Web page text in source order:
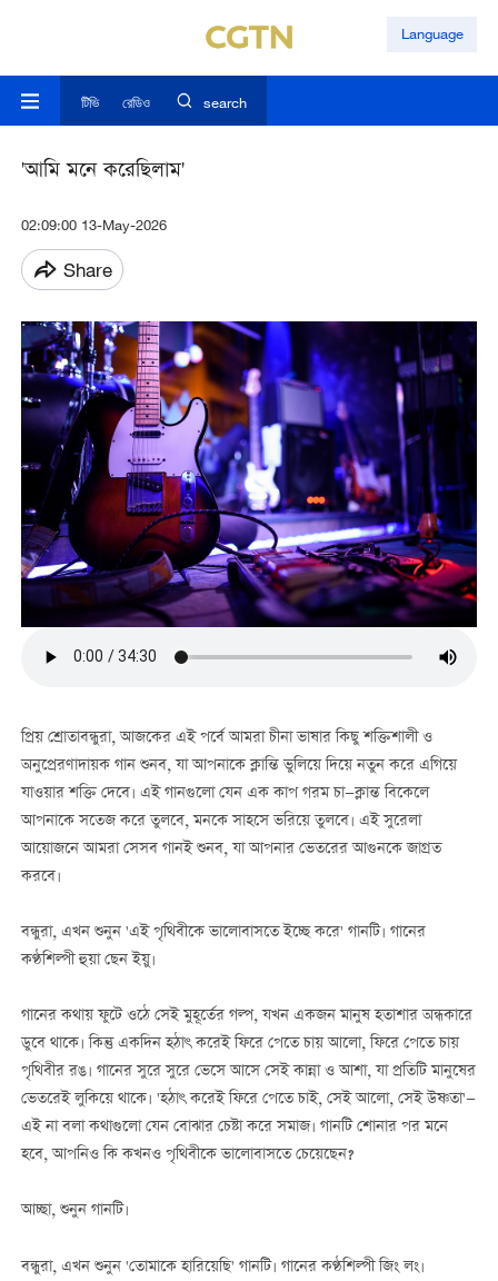
Language
টিভি রেডিও search
'আমি মনে করেছিলাম'
02:09:00 13-May-2026
Share
প্রিয় শ্রোতাবন্ধুরা, আজকের এই পর্বে আমরা চীনা ভাষার কিছু শক্তিশালী ও
অনুপ্রেরণাদায়ক গান শুনব, যা আপনাকে ক্লান্তি ভুলিয়ে দিয়ে নতুন করে এগিয়ে
যাওয়ার শক্তি দেবে। এই গানগুলো যেন এক কাপ গরম চা—ক্লান্ত বিকেলে
আপনাকে সতেজ করে তুলবে, মনকে সাহসে ভরিয়ে তুলবে। এই সুরেলা
আয়োজনে আমরা সেসব গানই শুনব, যা আপনার ভেতরের আগুনকে জাগ্রত
করবে।
বন্ধুরা, এখন শুনুন 'এই পৃথিবীকে ভালোবাসতে ইচ্ছে করে' গানটি। গানের
কণ্ঠশিল্পী হুয়া ছেন ইয়ু।
গানের কথায় ফুটে ওঠে সেই মুহূর্তের গল্প, যখন একজন মানুষ হতাশার অন্ধকারে
ডুবে থাকে। কিন্তু একদিন হঠাৎ করেই ফিরে পেতে চায় আলো, ফিরে পেতে চায়
পৃথিবীর রঙ। গানের সুরে সুরে ভেসে আসে সেই কান্না ও আশা, যা প্রতিটি মানুষের
ভেতরেই লুকিয়ে থাকে। 'হঠাৎ করেই ফিরে পেতে চাই, সেই আলো, সেই উষ্ণতা'—
এই না বলা কথাগুলো যেন বোঝার চেষ্টা করে সমাজ। গানটি শোনার পর মনে
হবে, আপনিও কি কখনও পৃথিবীকে ভালোবাসতে চেয়েছেন?
আচ্ছা, শুনুন গানটি।
বন্ধুরা, এখন শুনুন 'তোমাকে হারিয়েছি' গানটি। গানের কণ্ঠশিল্পী জিং লং।